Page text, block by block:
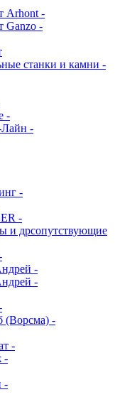
Arhont -
Ganzo -
станки и камни -
-
-
-
-
и дрсопутствующие
-
-
(Ворсма) -
-
-
-